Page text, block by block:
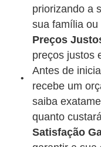
priorizando a
sua família ou
Preços
preços justos
Antes de
recebe um
saiba
quanto
Satisfação